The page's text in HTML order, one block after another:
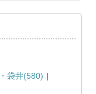
袋井(580)